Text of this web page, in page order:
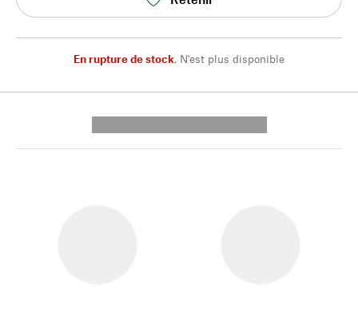
En rupture de stock, N'est plus disponible